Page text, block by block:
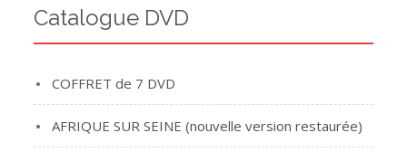
Catalogue DVD
COFFRET de 7 DVD
AFRIQUE SUR SEINE (nouvelle version restaurée)